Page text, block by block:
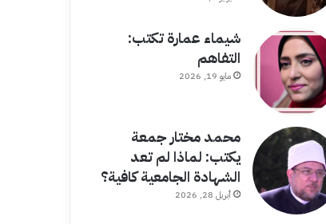
شيماء عمارة تكتب:
التفاهم
مايو 19, 2026
محمد مختار جمعة
يكتب: لماذا لم تعد
الشهادة الجامعية كافية؟
أبريل 28, 2026